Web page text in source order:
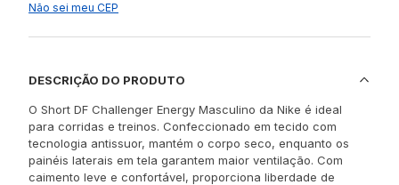
Não sei meu CEP
DESCRIÇÃO DO PRODUTO
O Short DF Challenger Energy Masculino da Nike é ideal
para corridas e treinos. Confeccionado em tecido com
tecnologia antissuor, mantém o corpo seco, enquanto os
painéis laterais em tela garantem maior ventilação. Com
caimento leve e confortável, proporciona liberdade de